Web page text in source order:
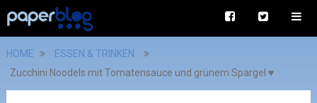
HOME
ESSEN & TRINKEN
Zucchini Noodels mit Tomatensauce und grünem Spargel ♥